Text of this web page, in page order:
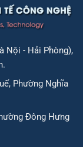
Nội - Hải Phòng),
Phường Nghĩa
Đông Hưng